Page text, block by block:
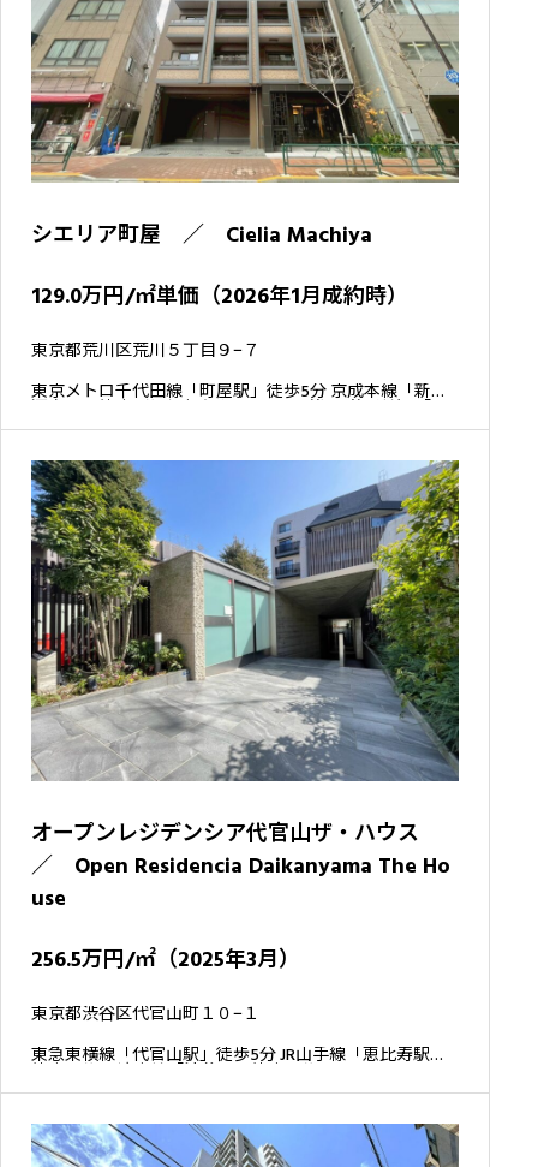
シエリア町屋 ／ Cielia Machiya
129.0万円/㎡単価（2026年1月成約時）
東京都荒川区荒川５丁目９−７
東京メトロ千代田線「町屋駅」徒歩5分 京成本線「新三
河島駅」徒歩7分 東京さくらトラム（都電荒川線）「町
屋駅前駅」徒歩9分
オープンレジデンシア代官山ザ・ハウス
／ Open Residencia Daikanyama The Ho
use
256.5万円/㎡（2025年3月）
東京都渋谷区代官山町１０−１
東急東横線「代官山駅」徒歩5分 JR山手線「恵比寿駅」
徒歩10分 JR埼京線「渋谷駅」徒歩12分